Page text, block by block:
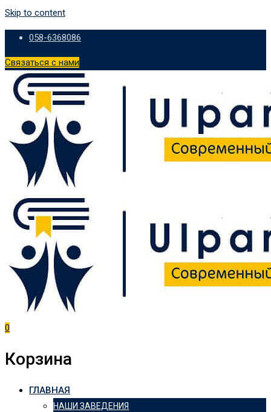
Skip to content
058-6368086
Связаться с нами
0
Корзина
ГЛАВНАЯ
НАШИ ЗАВЕДЕНИЯ